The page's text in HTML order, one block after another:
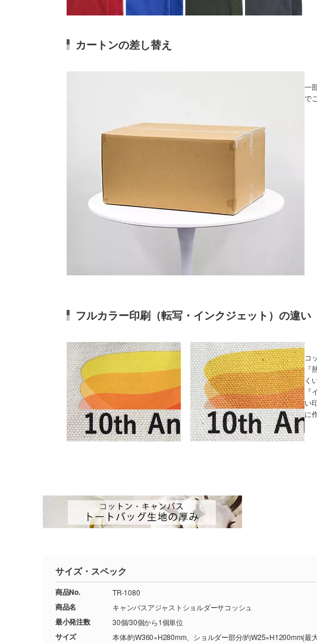
カートンの差し替え
一
で
フルカラー印刷（転写・インクジェット）の違い
コ
く
い
に
サイズ・スペック
商品No. TR-1080
商品名 キャンバスアジャストショルダーサコッシュ
最小発注数 30個/30個から1個単位
サイズ 本体/約W360×H280mm、ショルダー部分/約W25×H1200mm(最